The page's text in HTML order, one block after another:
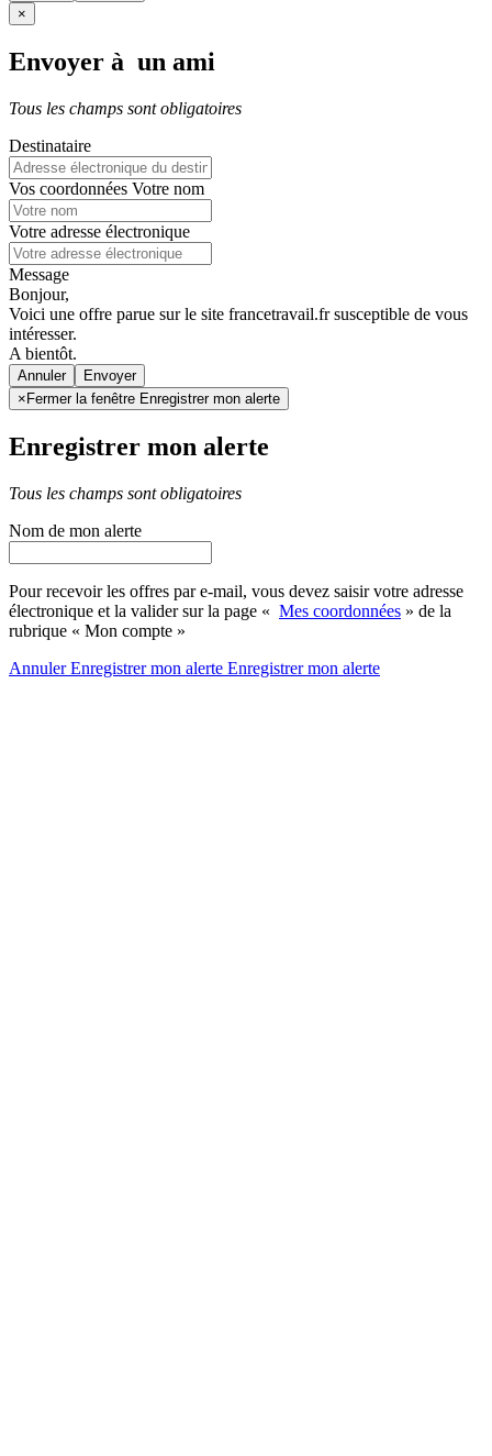
×
Envoyer à un ami
Tous les champs sont obligatoires
Destinataire
Vos coordonnées Votre nom
Votre adresse électronique
Message
Bonjour,
Voici une offre parue sur le site francetravail.fr susceptible de vous
intéresser.
A bientôt.
Annuler
×Fermer la fenêtre Enregistrer mon alerte
Enregistrer mon alerte
Tous les champs sont obligatoires
Nom de mon alerte
Pour recevoir les offres par e-mail, vous devez saisir votre adresse
électronique et la valider sur la page « Mes coordonnées » de la
rubrique « Mon compte »
AnnulerEnregistrer mon alerte Enregistrermon alerte